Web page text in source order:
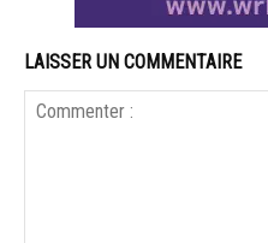
LAISSER UN COMMENTAIRE